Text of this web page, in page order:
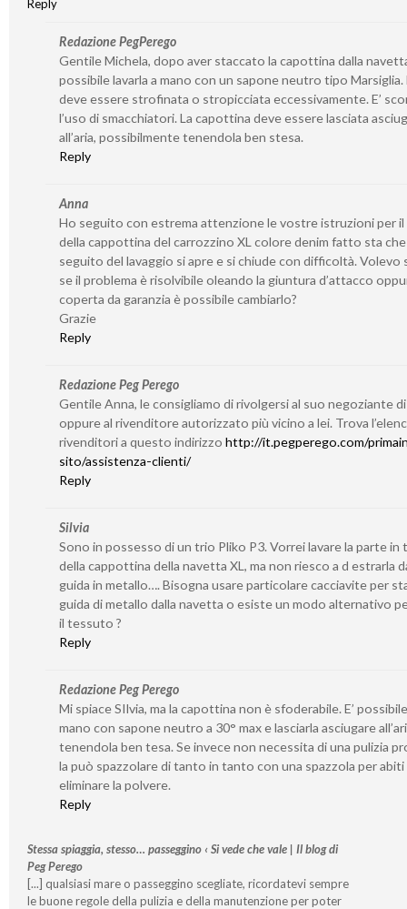
Reply
Redazione PegPerego
Gentile Michela, dopo aver staccato la capottina dalla
possibile lavarla a mano con un sapone neutro tipo Marsiglia.
deve essere strofinata o stropicciata eccessivamente. E’
l’uso di smacchiatori. La capottina deve essere lasciata
all’aria, possibilmente tenendola ben stesa.
Reply
Anna
Ho seguito con estrema attenzione le vostre istruzioni per il
della cappottina del carrozzino XL colore denim fatto sta che
seguito del lavaggio si apre e si chiude con difficoltà. Volevo
se il problema è risolvibile oleando la giuntura d’attacco
coperta da garanzia è possibile cambiarlo?
Grazie
Reply
Redazione Peg Perego
Gentile Anna, le consigliamo di rivolgersi al suo negoziante
oppure al rivenditore autorizzato più vicino a lei. Trova
rivenditori a questo indirizzo http://it.pegperego.com/
sito/assistenza-clienti/
Reply
Silvia
Sono in possesso di un trio Pliko P3. Vorrei lavare la parte in
della cappottina della navetta XL, ma non riesco a d estrarla
guida in metallo…. Bisogna usare particolare cacciavite per
guida di metallo dalla navetta o esiste un modo alternativo
il tessuto ?
Reply
Redazione Peg Perego
Mi spiace SIlvia, ma la capottina non è sfoderabile. E’
mano con sapone neutro a 30° max e lasciarla asciugare
tenendola ben tesa. Se invece non necessita di una pulizia
la può spazzolare di tanto in tanto con una spazzola per abiti
eliminare la polvere.
Reply
Stessa spiaggia, stesso… passeggino ‹ Si vede che vale | Il blog di
Peg Perego
[...] qualsiasi mare o passeggino scegliate, ricordatevi sempre
le buone regole della pulizia e della manutenzione per poter